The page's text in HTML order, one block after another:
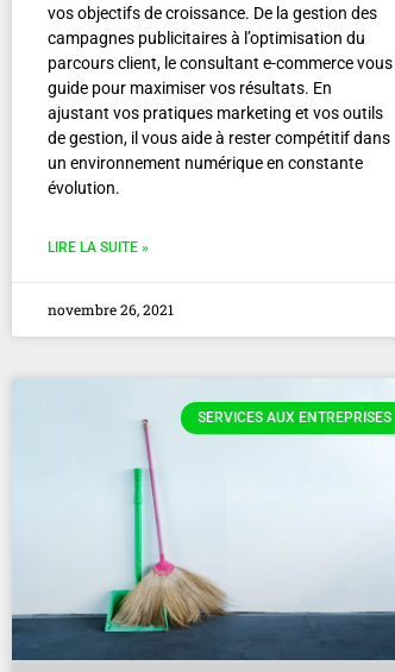
vos objectifs de croissance. De la gestion des
campagnes publicitaires à l’optimisation du
parcours client, le consultant e-commerce vous
guide pour maximiser vos résultats. En
ajustant vos pratiques marketing et vos outils
de gestion, il vous aide à rester compétitif dans
un environnement numérique en constante
évolution.
LIRE LA SUITE »
novembre 26, 2021
SERVICES AUX ENTREPRISES